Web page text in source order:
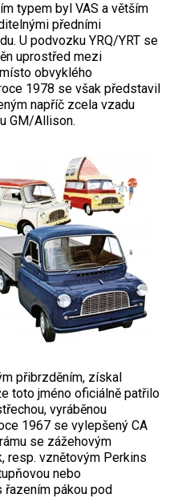
typem byl VAS a větším
předními
U podvozku YRQ/YRT se
uprostřed mezi
obvyklého
1978 se však představil
napříč zcela vzadu
GM/Allison.
přibrzděním, získal
toto jméno oficiálně patřilo
vyráběnou
1967 se vylepšený CA
se zážehovým
resp. vznětovým Perkins
nebo
pákou pod